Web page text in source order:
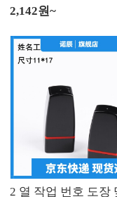
2,142원~